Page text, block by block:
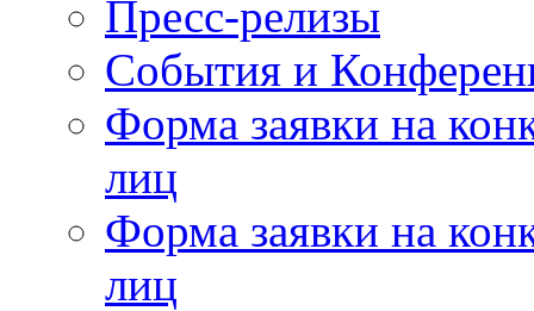
Пресс-релизы
События и
Форма заявки на
лиц
Форма заявки на
лиц